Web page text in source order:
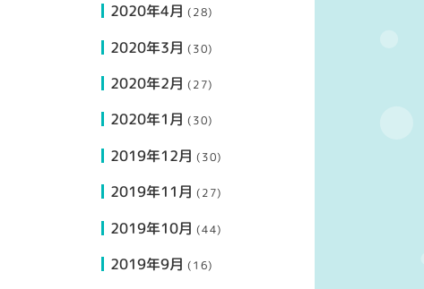
2020年4月 (28)
2020年3月 (30)
2020年2月 (27)
2020年1月 (30)
2019年12月 (30)
2019年11月 (27)
2019年10月 (44)
2019年9月 (16)